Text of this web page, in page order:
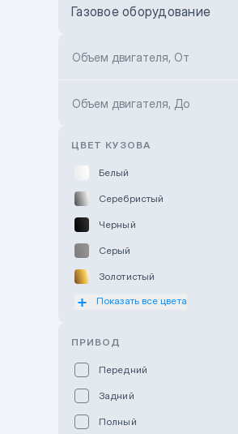
Toyota Kokshetau
Hyundai ShymCity
Газовое оборудование
Объем двигателя, От
Объем двигателя, До
ЦВЕТ КУЗОВА
Белый
Серебристый
Черный
Серый
Золотистый
Оранжевый
Показать все цвета
ПРИВОД
Передний
Задний
Полный